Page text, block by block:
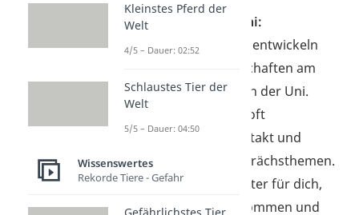
Die Arbeit oder Uni:
Viele Beziehungen entwickeln
sich aus Bekanntschaften am
Arbeitsplatz oder in der Uni.
Diese Orte bieten oft
regelmäßigen Kontakt und
gemeinsame Gesprächsthemen.
Das macht es
leichter für dich,
ins Gespräch zu kommen und
Kleinstes Pferd der
Welt
4/5 – Dauer: 02:52
Schlaustes Tier der
Welt
5/5 – Dauer: 04:50
Wissenswertes
Rekorde Tiere - Gefahr
Gefährlichstes Tier